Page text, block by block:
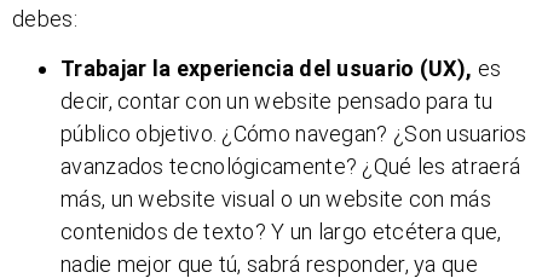
debes:
Trabajar la experiencia del usuario (UX), es
decir, contar con un website pensado para tu
público objetivo. ¿Cómo navegan? ¿Son usuarios
avanzados tecnológicamente? ¿Qué les atraerá
más, un website visual o un website con más
contenidos de texto? Y un largo etcétera que,
nadie mejor que tú, sabrá responder, ya que